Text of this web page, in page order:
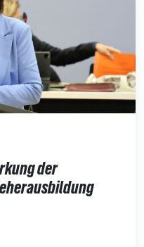
der